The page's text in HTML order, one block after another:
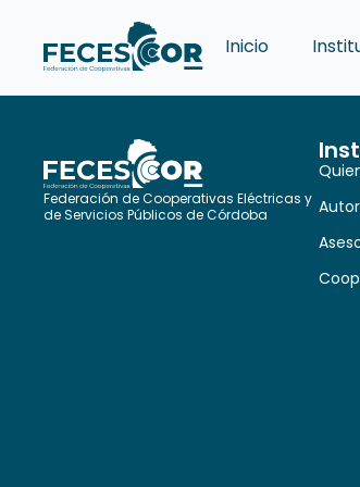
Inicio
Federación de Cooperativas Eléctricas y
de Servicios Públicos de Córdoba